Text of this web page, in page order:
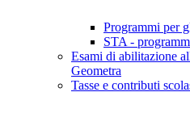
Programmi per
STA -
Esami di abilitazione
Geometra
Tasse e contributi